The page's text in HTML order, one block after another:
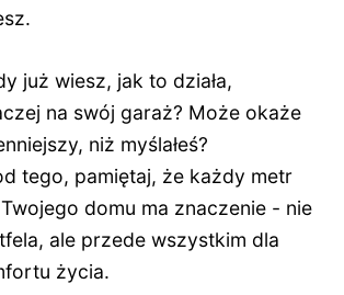
już wiesz, jak to działa,
na swój garaż? Może okaże
niż myślałeś?
tego, pamiętaj, że każdy metr
domu ma znaczenie - nie
ale przede wszystkim dla
życia.